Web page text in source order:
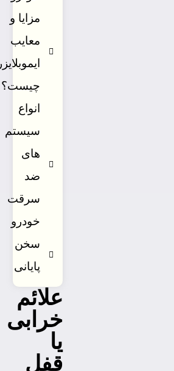
مزایا و
معایب
ایموبلایزر
چیست؟
انواع
سیستم
های
ضد
سرقت
خودرو
سخن
پایانی
علائم
خرابی
یا
قفل